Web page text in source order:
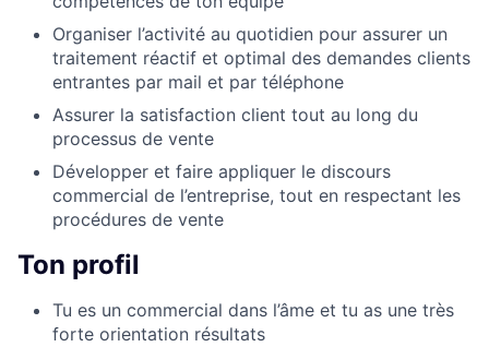
Organiser l’activité au quotidien pour assurer un
traitement réactif et optimal des demandes clients
entrantes par mail et par téléphone
Assurer la satisfaction client tout au long du
processus de vente
Développer et faire appliquer le discours
commercial de l’entreprise, tout en respectant les
procédures de vente
Ton profil
Tu es un commercial dans l’âme et tu as une très
forte orientation résultats